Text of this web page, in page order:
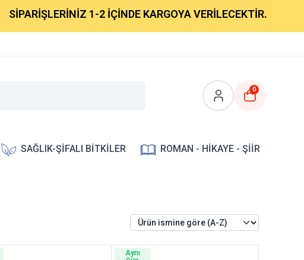
1-2 İÇİNDE KARGOYA VERİLECEKTİR.
0
SAĞLIK-ŞİFALI BİTKİLER ROMAN - HİKAYE - ŞİİR
Aynı